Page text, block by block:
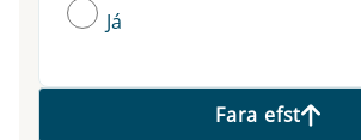
Já
Fara efst